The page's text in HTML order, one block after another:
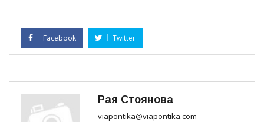
Facebook Twitter
Рая Стоянова
viapontika@viapontika.com